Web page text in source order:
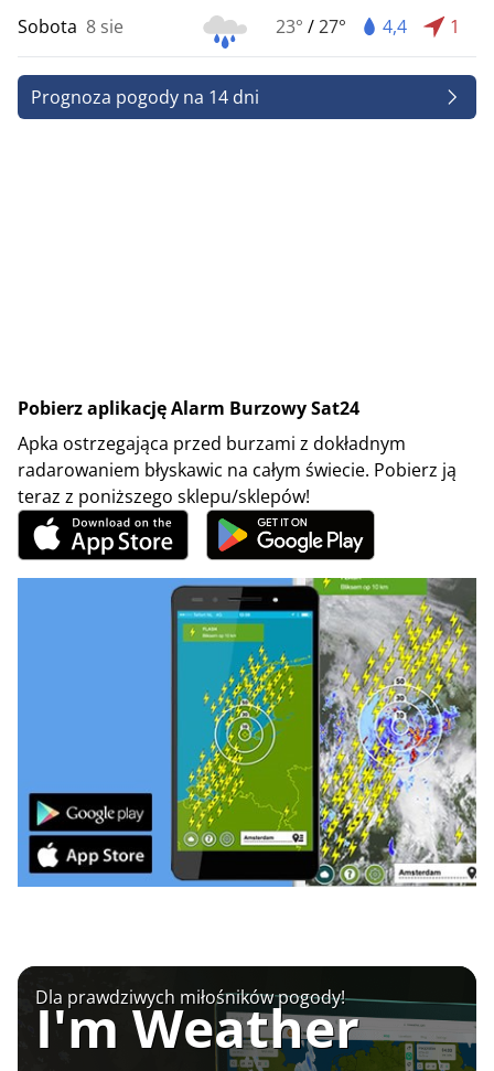
Sobota 8 sie 23° /27° 4,4 1
Prognoza pogody na 14 dni
Pobierz aplikację Alarm Burzowy Sat24
Apka ostrzegająca przed burzami z dokładnym
radarowaniem błyskawic na całym świecie. Pobierz ją
teraz z poniższego sklepu/sklepów!
Dla prawdziwych miłośników pogody!
I'm Weather